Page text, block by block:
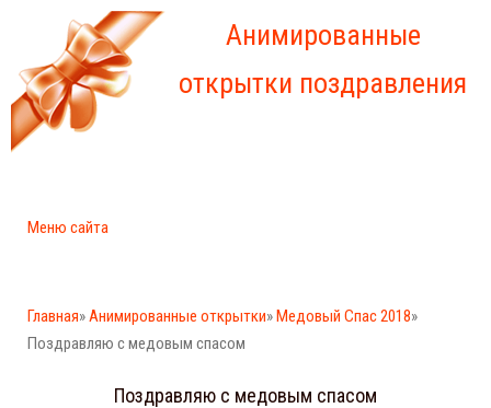
Анимированные
открытки поздравления
Меню сайта
Главная»Анимированные открытки»Медовый Спас 2018»
Поздравляю с медовым спасом
Поздравляю с медовым спасом